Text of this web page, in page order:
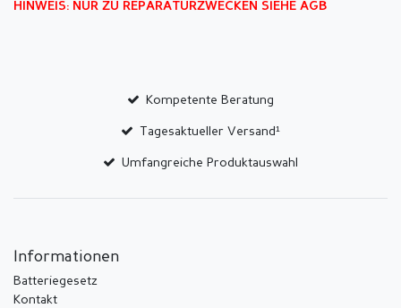
HINWEIS: NUR ZU REPARATURZWECKEN SIEHE AGB
Kompetente Beratung
Tagesaktueller Versand¹
Umfangreiche Produktauswahl
Informationen
Batteriegesetz
Kontakt